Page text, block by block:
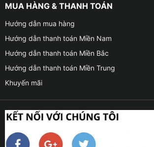
MUA HÀNG & THANH TOÁN
Hướng dẫn mua hàng
Hướng dẫn thanh toán Miền Nam
Hướng dẫn thanh toán Miền Bắc
Hướng dẫn thanh toán Miền Trung
Khuyến mãi